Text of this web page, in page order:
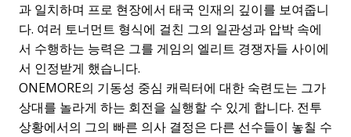
과 일치하며 프로 현장에서 태국 인재의 깊이를 보여줍니
다. 여러 토너먼트 형식에 걸친 그의 일관성과 압박 속에
서 수행하는 능력은 그를 게임의 엘리트 경쟁자들 사이에
서 인정받게 했습니다.
ONEMORE의 기동성 중심 캐릭터에 대한 숙련도는 그가
상대를 놀라게 하는 회전을 실행할 수 있게 합니다. 전투
상황에서의 그의 빠른 의사 결정은 다른 선수들이 놓칠 수